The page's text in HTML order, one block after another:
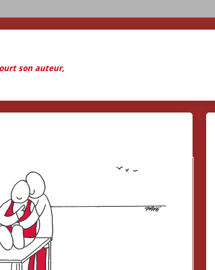
son auteur,